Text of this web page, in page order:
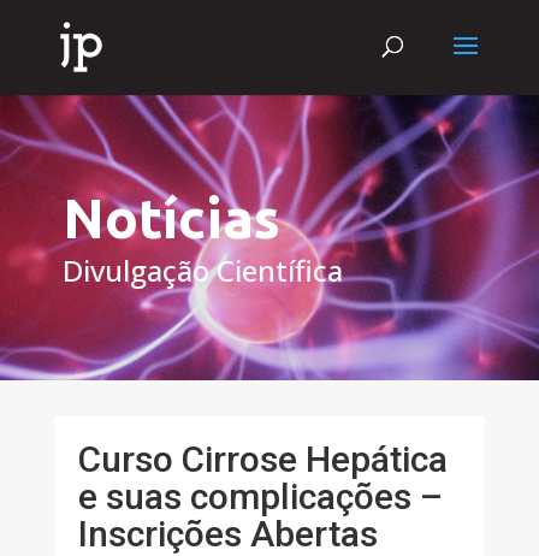
Notícias
Divulgação Científica
Curso Cirrose Hepática
e suas complicações –
Inscrições Abertas